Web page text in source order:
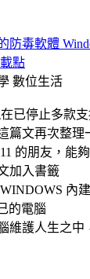
防毒軟體
點
數位生活
在已停止多款
篇文再次整
的朋友，能
加入書籤
內
的電腦
維護人生之中